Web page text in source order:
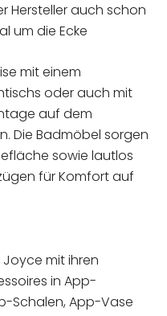
Hersteller auch schon
um die Ecke
mit einem
oder auch mit
auf dem
Die Badmöbel sorgen
sowie lautlos
für Komfort auf
Joyce mit ihren
in App-
Schalen, App-Vase